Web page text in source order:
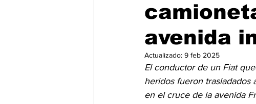
Medioambiente
avenida
Actualizado: 9 feb 2025
El conductor de un Fiat
heridos fueron trasladados
en el cruce de la avenida